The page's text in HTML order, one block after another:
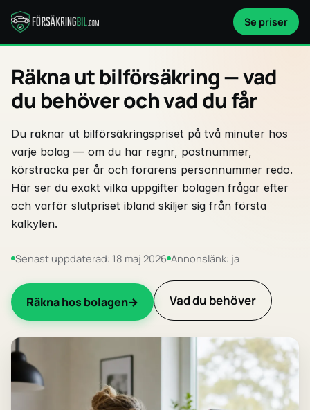
Se priser
Räkna ut bilförsäkring — vad
du behöver och vad du får
Du räknar ut bilförsäkringspriset på två minuter hos
varje bolag — om du har regnr, postnummer,
körsträcka per år och förarens personnummer redo.
Här ser du exakt vilka uppgifter bolagen frågar efter
och varför slutpriset ibland skiljer sig från första
kalkylen.
Senast uppdaterad: 18 maj 2026 Annonslänk: ja
Räkna hos bolagen Vad du behöver